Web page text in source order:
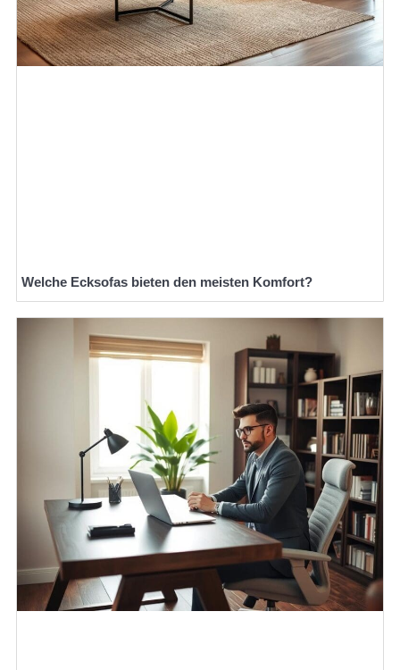
Welche Ecksofas bieten den meisten Komfort?